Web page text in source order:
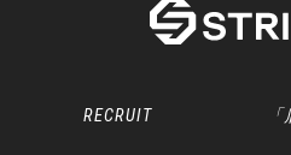
RECRUIT